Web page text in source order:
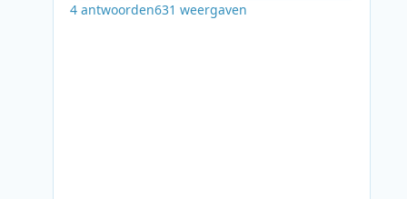
4 antwoorden631 weergaven